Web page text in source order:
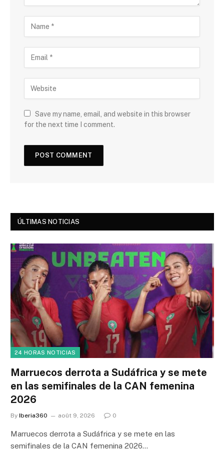
Save my name, email, and website in this browser
for the next time I comment.
ÚLTIMAS NOTICIAS
24 HORAS NOTICIAS
Marruecos derrota a Sudáfrica y se mete
en las semifinales de la CAN femenina
2026
By Iberia360 août 9, 2026 0
Marruecos derrota a Sudáfrica y se mete en las
semifinales de la CAN femenina 2026…